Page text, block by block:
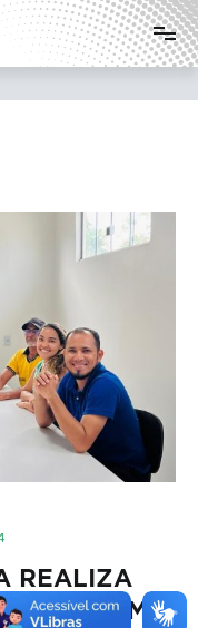
Estado do
REALIZA
EM